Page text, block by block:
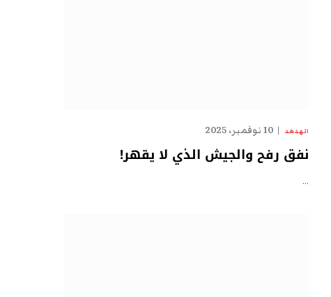
الهدهد 10 نوفمبر، 2025
نفق رفح والجيش الذي لا يقهر!
…